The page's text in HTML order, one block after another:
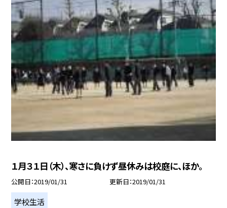
１月３１日（木）、寒さに負けず昼休みは校庭に、ほか。
公開日 2019/01/31 更新日 2019/01/31
学校生活